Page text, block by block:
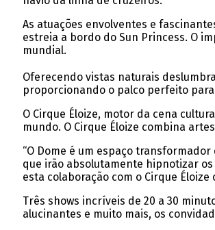
As atuações envolventes e
estreia a bordo do Sun Princess. O
mundial.
Oferecendo vistas naturais
proporcionando o palco perfeito
O Cirque Éloize, motor da cena
mundo. O Cirque Éloize combina
“O Dome é um espaço
que irão absolutamente hipnotizar
esta colaboração com o Cirque
Três shows incríveis de 20 a 30
alucinantes e muito mais, os